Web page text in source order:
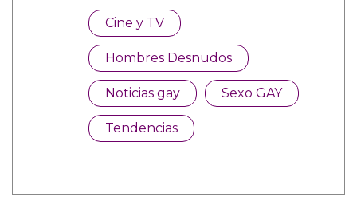
Cine y TV
Hombres Desnudos
Noticias gay Sexo GAY
Tendencias